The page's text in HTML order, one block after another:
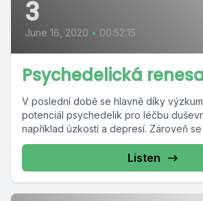
3
June 16, 2020 • 00:52:15
Psychedelická
V poslední době se hlavně díky
potenciál psychedelik pro léčbu
například úzkostí a depresí. Zároveň
Listen